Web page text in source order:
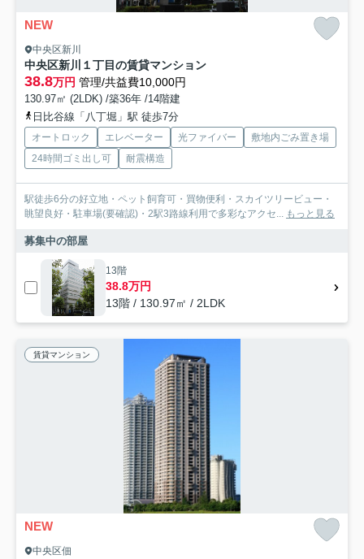
NEW
中央区新川
中央区新川１丁目の賃貸マンション
38.8万円 管理/共益費10,000円
130.97㎡ (2LDK) /築36年 /14階建
日比谷線「八丁堀」駅 徒歩7分
オートロック エレベーター 光ファイバー
敷地内ごみ置き場
24時間ゴミ出し可
耐震構造
駅徒歩6分の好立地・ペット飼育可・買物便利・スカイツリービュー・
眺望良好・駐車場(要確認)・2駅3路線利用で多彩なアクセ... もっと見る
募集中の部屋
13階
38.8万円
13階 / 130.97㎡ / 2LDK
賃貸マンション
NEW
中央区佃